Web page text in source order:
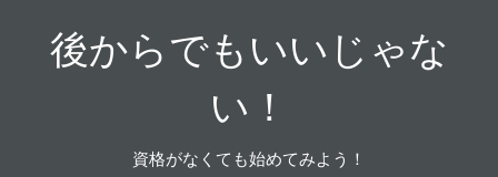
後からでもいいじゃな
い！
資格がなくても始めてみよう！